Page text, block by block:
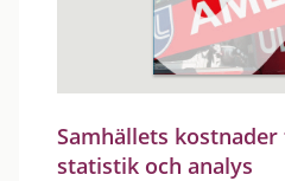
Samhällets
statistik och analys